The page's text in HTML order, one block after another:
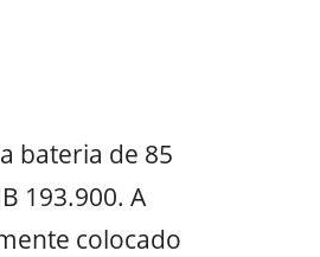
bateria de 85
193.900. A
colocado